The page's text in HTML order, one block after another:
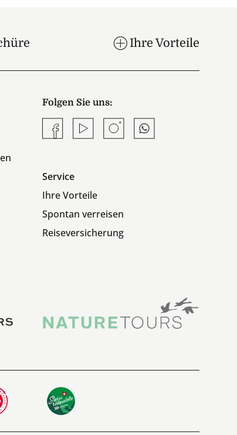
Ihre Vorteile
Folgen Sie uns:
FacebookYouTubeInstagramWhatsapp
Service
Ihre Vorteile
Spontan verreisen
Reiseversicherung